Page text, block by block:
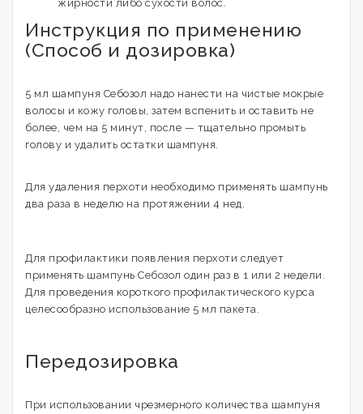
жирности либо сухости волос.
Инструкция по применению
(Способ и дозировка)
5 мл шампуня Себозол надо нанести на чистые мокрые
волосы и кожу головы, затем вспенить и оставить не
более, чем на 5 минут, после — тщательно промыть
голову и удалить остатки шампуня.
Для удаления перхоти необходимо применять шампунь
два раза в неделю на протяжении 4 нед.
Для профилактики появления перхоти следует
применять шампунь Себозол один раз в 1 или 2 недели.
Для проведения короткого профилактического курса
целесообразно использование 5 мл пакета.
Передозировка
При использовании чрезмерного количества шампуня